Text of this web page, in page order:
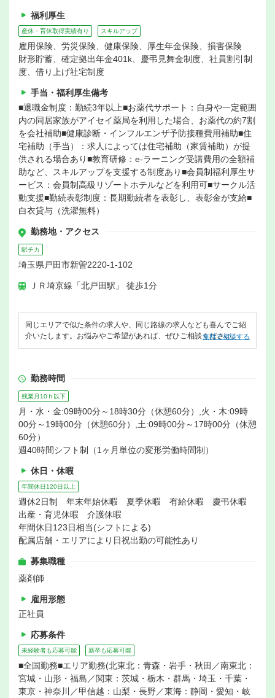
福利厚生
産休・育休取得実績有り スキルアップ
雇用保険、労災保険、健康保険、厚生年金保険、損害保険
財形貯蓄、確定拠出年金401k、慶弔見舞金制度、社員割引制
度、借り上げ社宅制度
手当・福利厚生備考
■退職金制度：勤続3年以上■お薬代サポート：自身や一定範囲
内の同居家族がアイセイ薬局を利用した場合、お薬代の約7割
を会社補助■健康診断・インフルエンザ予防接種費用補助■住
宅補助（手当）：求人によっては住宅補助（家賃補助）が提
供される場合あり■教育研修：e-ラーニング受講費用の全額補
助など、スキルアップを支援する制度あり■会員制福利厚生サ
ービス：会員制高級リゾートホテルなどを利用可■サークル活
動支援■勤続表彰制度：長期勤続者を表彰し、表彰金が支給■
白衣貸与（洗濯無料）
勤務地・アクセス
駅チカ
埼玉県戸田市新曽2220-1-102
ＪＲ埼京線「北戸田駅」 徒歩1分
同じエリアで似た条件の求人や、同じ路線の求人なども喜んでご紹
介いたします。お悩みやご希望があれば、ぜひご相談ください。
無料で相談する
勤務時間
残業月10ｈ以下
月・水・金:09時00分～18時30分（休憩60分）,火・木:09時
00分～19時00分（休憩60分）,土:09時00分～17時00分（休憩
60分）
週40時間シフト制（1ヶ月単位の変形労働時間制）
休日・休暇
年間休日120日以上
週休2日制 年末年始休暇 夏季休暇 有給休暇 慶弔休暇
出産・育児休暇 介護休暇
年間休日123日相当(シフトによる)
配属店舗・エリアにより日祝出勤の可能性あり
募集職種
薬剤師
雇用形態
正社員
応募条件
未経験者も応募可能 新卒も応募可能
■全国勤務■エリア勤務(北東北：青森・岩手・秋田／南東北：
宮城・山形・福島／関東：茨城・栃木・群馬・埼玉・千葉・
東京・神奈川／甲信越：山梨・長野／東海：静岡・愛知・岐